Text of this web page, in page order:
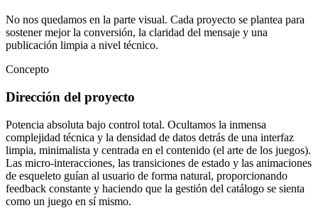
No nos quedamos en la parte visual. Cada proyecto se plantea para
sostener mejor la conversión, la claridad del mensaje y una
publicación limpia a nivel técnico.
Concepto
Dirección del proyecto
Potencia absoluta bajo control total. Ocultamos la inmensa
complejidad técnica y la densidad de datos detrás de una interfaz
limpia, minimalista y centrada en el contenido (el arte de los juegos).
Las micro-interacciones, las transiciones de estado y las animaciones
de esqueleto guían al usuario de forma natural, proporcionando
feedback constante y haciendo que la gestión del catálogo se sienta
como un juego en sí mismo.